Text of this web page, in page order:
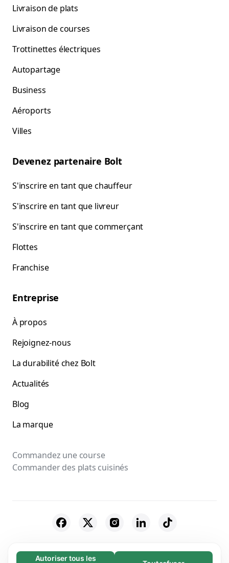
Autoriser tous les
Livraison de plats
Livraison de courses
Trottinettes électriques
Autopartage
Business
Aéroports
Villes
Devenez partenaire Bolt
S'inscrire en tant que chauffeur
S'inscrire en tant que livreur
S'inscrire en tant que commerçant
Flottes
Franchise
Entreprise
À propos
Rejoignez-nous
La durabilité chez Bolt
Actualités
Blog
La marque
Commandez une course
Commander des plats cuisinés
© 2026 Bolt Technology OÜ